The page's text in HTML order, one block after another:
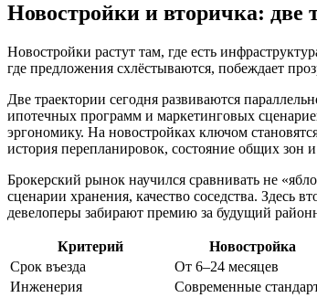
Новостройки и вторичка: две
Новостройки растут там, где есть
где предложения схлёстываются, побеждает
Две траектории сегодня развиваются
ипотечных программ и маркетинговых
эргономику. На новостройках ключом
история перепланировок, состояние общих зон
Брокерский рынок научился сравнивать не
сценарии хранения, качество соседства. Здесь
девелоперы забирают премию за будущий
Критерий Новостройка
Срок въезда
От 6–24 месяцев
Инженерия
Современные